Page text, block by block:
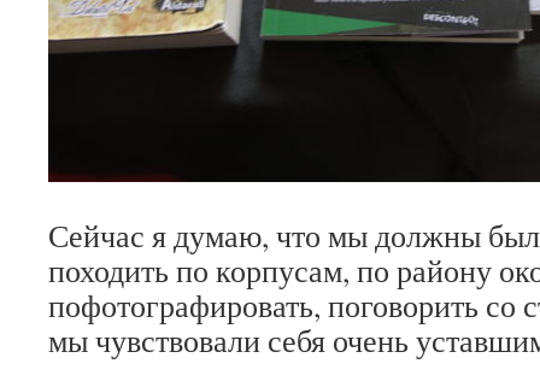
Сейчас я думаю, что мы должны
походить по корпусам, по району
пофотографировать, поговорить со
мы чувствовали себя очень